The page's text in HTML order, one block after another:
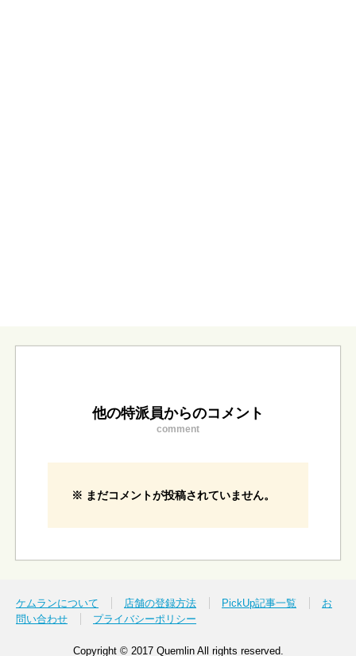
他の特派員からのコメント
comment
※ まだコメントが投稿されていません。
ケムランについて 店舗の登録方法 PickUp記事一覧
お
問い合わせ
プライバシーポリシー
Copyright © 2017 Quemlin All rights reserved.